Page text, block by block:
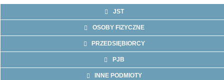
JST
OSOBY FIZYCZNE
PRZEDSIĘBIORCY
PJB
INNE PODMIOTY